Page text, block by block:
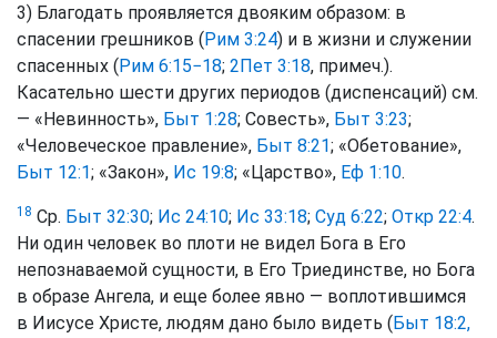
3) Благодать проявляется двояким образом: в
спасении грешников (Рим 3:24) и в жизни и служении
спасенных (Рим 6:15−18; 2Пет 3:18, примеч.).
Касательно шести других периодов (диспенсаций) см.
— «Невинность», Быт 1:28; Совесть», Быт 3:23;
«Человеческое правление», Быт 8:21; «Обетование»,
Быт 12:1; «Закон», Ис 19:8; «Царство», Еф 1:10.
18 Ср. Быт 32:30; Ис 24:10; Ис 33:18; Суд 6:22; Откр 22:4.
Ни один человек во плоти не видел Бога в Его
непознаваемой сущности, в Его Триединстве, но Бога
в образе Ангела, и еще более явно — воплотившимся
в Иисусе Христе, людям дано было видеть (Быт 18:2,